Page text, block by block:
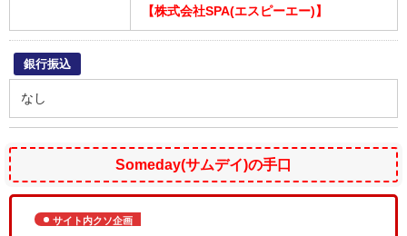
【株式会社SPA(エスピーエー)】
銀行振込
なし
Someday(サムデイ)の手口
サイト内クソ企画